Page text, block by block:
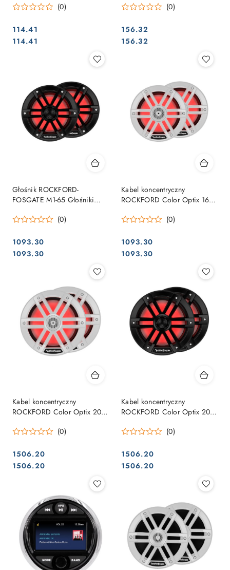
(0)
Cena:
114.41
Cena:
114.41
(0)
Cena:
156.32
Cena:
156.32
Głośnik ROCKFORD-
FOSGATE M1-65 Głośniki
(0)
Cena:
1093.30
Cena:
1093.30
Kabel koncentryczny
ROCKFORD Color Optix 16,5
(0)
Cena:
1093.30
Cena:
1093.30
Kabel koncentryczny
ROCKFORD Color Optix 20
(0)
Cena:
1506.20
Cena:
1506.20
Kabel koncentryczny
ROCKFORD Color Optix 20
(0)
Cena:
1506.20
Cena:
1506.20